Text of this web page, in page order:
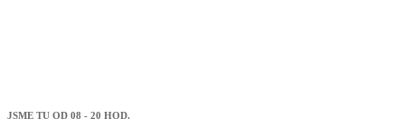
JSME TU OD 08 - 20 HOD.